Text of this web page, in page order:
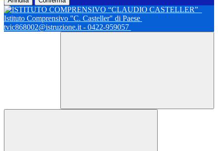
Istituto Comprensivo "C. Casteller" di Paese
tvic868002@istruzione.it - 0422-959057